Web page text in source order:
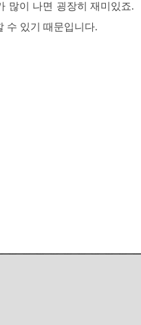
많이 나면 굉장히 재미있죠.
수 있기 때문입니다.